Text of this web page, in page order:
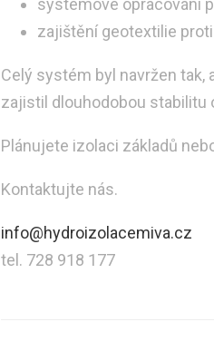
systémové opracování
zajištění geotextilie
Celý systém byl navržen tak,
zajistil dlouhodobou stabilitu
Plánujete izolaci základů
Kontaktujte nás.
info@hydroizolacemiva.cz
tel. 728 918 177